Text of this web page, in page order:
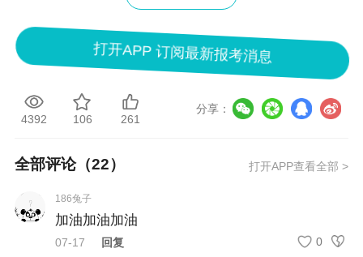
打开APP 订阅最新报考消息
4392 106 261
分享：
全部评论（22） 打开APP查看全部 >
186兔子
加油加油加油
07-17 回复 0